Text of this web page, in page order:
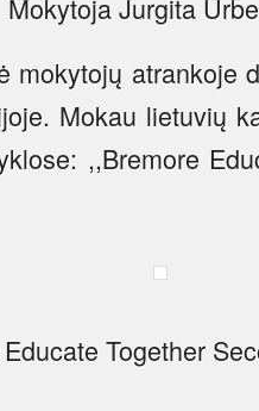
Mokytoja Jurgita
mokytojų atrankoje
Mokau lietuvių
,,Bremore
Together